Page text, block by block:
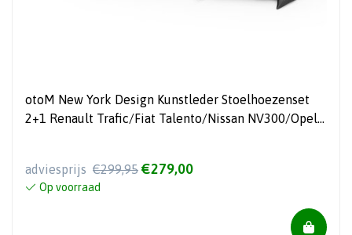
otoM New York Design Kunstleder Stoelhoezenset
2+1 Renault Trafic/Fiat Talento/Nissan NV300/Opel
adviesprijs €299,95 €279,00
Op voorraad